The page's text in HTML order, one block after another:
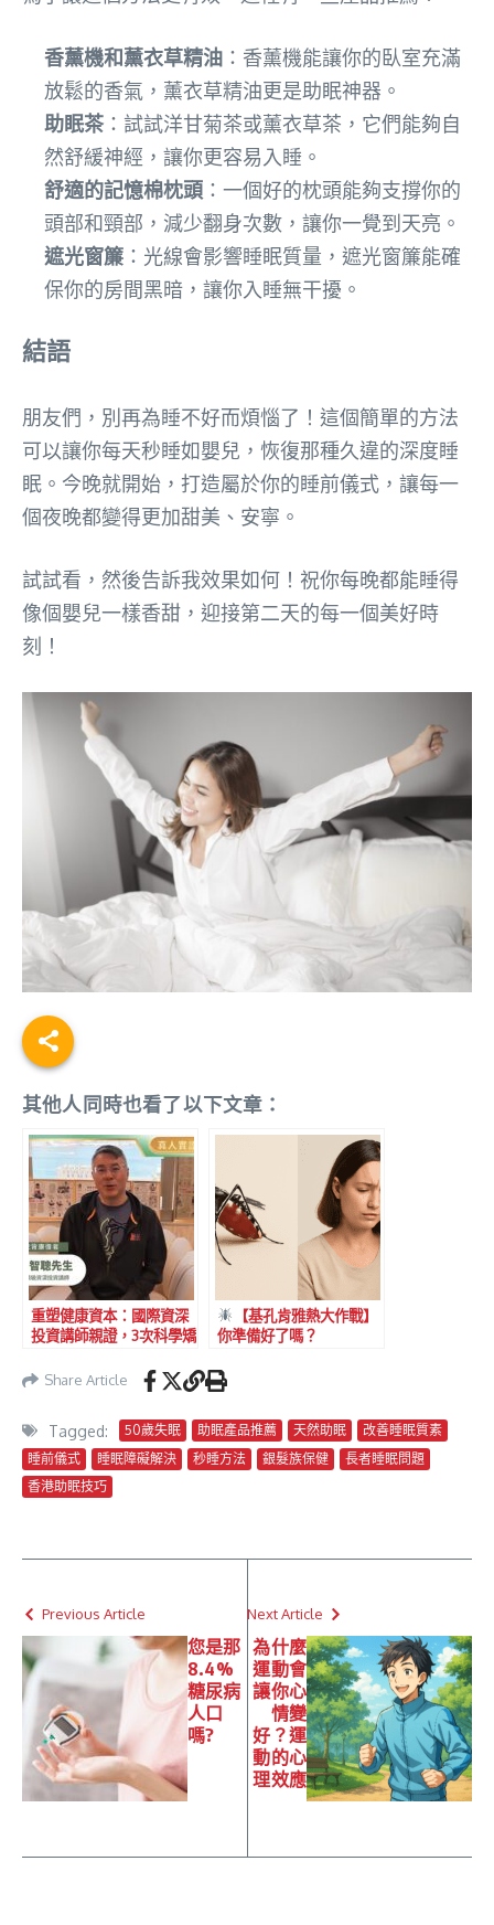
香薰機和薰衣草精油 ：香薰機能讓你的臥室充滿
放鬆的香氣，薰衣草精油更是助眠神器。
助眠茶 ：試試洋甘菊茶或薰衣草茶，它們能夠自
然舒緩神經，讓你更容易入睡。
舒適的記憶棉枕頭 ：一個好的枕頭能夠支撐你的
頭部和頸部，減少翻身次數，讓你一覺到天亮。
遮光窗簾 ：光線會影響睡眠質量，遮光窗簾能確
保你的房間黑暗，讓你入睡無干擾。
結語
朋友們，別再為睡不好而煩惱了！這個簡單的方法
可以讓你每天秒睡如嬰兒，恢復那種久違的深度睡
眠。今晚就開始，打造屬於你的睡前儀式，讓每一
個夜晚都變得更加甜美、安寧。
試試看，然後告訴我效果如何！祝你每晚都能睡得
像個嬰兒一樣香甜，迎接第二天的每一個美好時
刻！
其他人同時也看了以下文章：
重塑健康資本：國際資深
投資講師親證，3次科學矯
體態與卓越自信！
【基孔肯雅熱大作戰】
你準備好了嗎？
Share Article
Tagged: 50歲失眠 助眠產品推薦 天然助眠
改善睡眠質素
睡前儀式
睡眠障礙解決 秒睡方法 銀髮族保健
長者睡眠問題
香港助眠技巧
Previous Article
您是那
8.4%
糖尿病
人口
嗎?
Next Article
為什麼
運動會
讓你心
情變
好？運
動的心
理效應